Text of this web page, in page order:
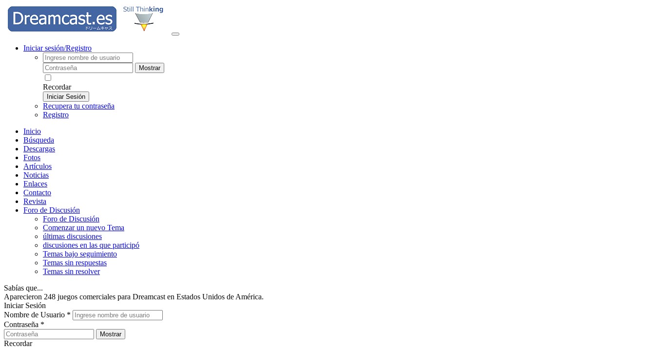
Iniciar sesión/Registro
Mostrar
Recordar
Iniciar Sesión
Recupera tu contraseña
Registro
Inicio
Búsqueda
Descargas
Fotos
Artículos
Noticias
Enlaces
Contacto
Revista
Foro de Discusión
Foro de Discusión
Comenzar un nuevo Tema
últimas discusiones
discusiones en las que participó
Temas bajo seguimiento
Temas sin respuestas
Temas sin resolver
Sabías que...
Aparecieron 248 juegos comerciales para Dreamcast en Estados Unidos de América.
Iniciar Sesión
Nombre de Usuario *
Contraseña *
Mostrar
Recordar